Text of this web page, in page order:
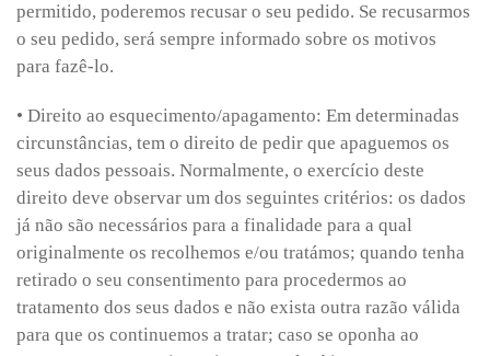
permitido, poderemos recusar o seu pedido. Se recusarmos
o seu pedido, será sempre informado sobre os motivos
para fazê-lo.
• Direito ao esquecimento/apagamento: Em determinadas
circunstâncias, tem o direito de pedir que apaguemos os
seus dados pessoais. Normalmente, o exercício deste
direito deve observar um dos seguintes critérios: os dados
já não são necessários para a finalidade para a qual
originalmente os recolhemos e/ou tratámos; quando tenha
retirado o seu consentimento para procedermos ao
tratamento dos seus dados e não exista outra razão válida
para que os continuemos a tratar; caso se oponha ao